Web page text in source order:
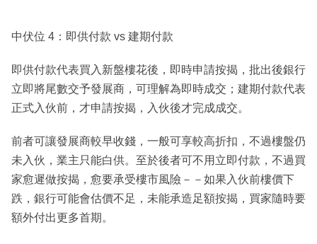
中伏位 4：即供付款 vs 建期付款
即供付款代表買入新盤樓花後，即時申請按揭，批出後銀行
立即將尾數交予發展商，可理解為即時成交；建期付款代表
正式入伙前，才申請按揭，入伙後才完成成交。
前者可讓發展商較早收錢，一般可享較高折扣，不過樓盤仍
未入伙，業主只能白供。至於後者可不用立即付款，不過買
家愈遲做按揭，愈要承受樓市風險－－如果入伙前樓價下
跌，銀行可能會估價不足，未能承造足額按揭，買家隨時要
額外付出更多首期。